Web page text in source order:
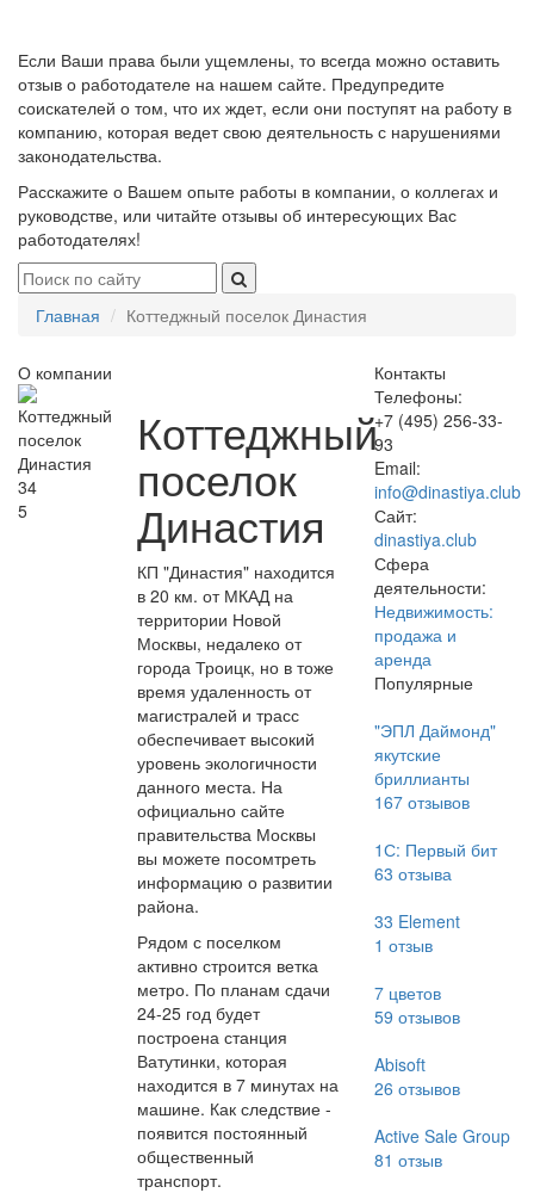
Если Ваши права были ущемлены, то всегда можно оставить
отзыв о работодателе на нашем сайте. Предупредите
соискателей о том, что их ждет, если они поступят на работу в
компанию, которая ведет свою деятельность с нарушениями
законодательства.
Расскажите о Вашем опыте работы в компании, о коллегах и
руководстве, или читайте отзывы об интересующих Вас
работодателях!
Главная Коттеджный поселок Династия
О компании
34
5
Коттеджный
поселок
Династия
КП "Династия" находится
в 20 км. от МКАД на
территории Новой
Москвы, недалеко от
города Троицк, но в тоже
время удаленность от
магистралей и трасс
обеспечивает высокий
уровень экологичности
данного места. На
официально сайте
правительства Москвы
вы можете посомтреть
информацию о развитии
района.
Рядом с поселком
активно строится ветка
метро. По планам сдачи
24-25 год будет
построена станция
Ватутинки, которая
находится в 7 минутах на
машине. Как следствие -
появится постоянный
общественный
транспорт.
Контакты
Телефоны:
+7 (495) 256-33-
93
Email:
info@dinastiya.club
Сайт:
dinastiya.club
Сфера
деятельности:
Недвижимость:
продажа и
аренда
Популярные
"ЭПЛ Даймонд"
якутские
бриллианты
167отзывов
1С: Первый бит
63 отзыва
33 Element
1 отзыв
7 цветов
59 отзывов
Abisoft
26 отзывов
Active Sale Group
81 отзыв